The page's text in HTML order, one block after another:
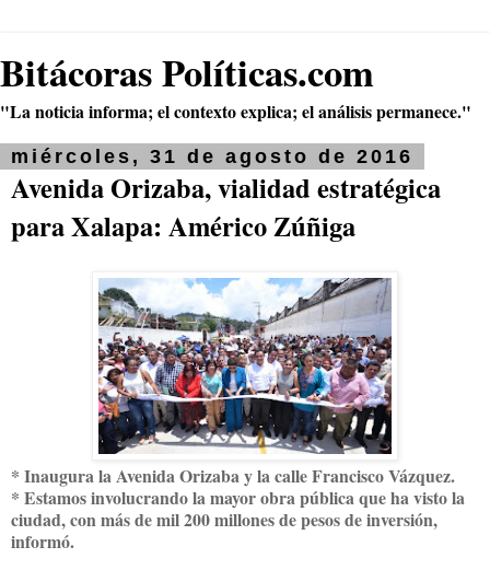
Bitácoras Políticas.com
"La noticia informa; el contexto explica; el análisis permanece."
miércoles, 31 de agosto de 2016
Avenida Orizaba, vialidad estratégica
para Xalapa: Américo Zúñiga
* Inaugura la Avenida Orizaba y la calle Francisco Vázquez.
* Estamos involucrando la mayor obra pública que ha visto la
ciudad, con más de mil 200 millones de pesos de inversión,
informó.